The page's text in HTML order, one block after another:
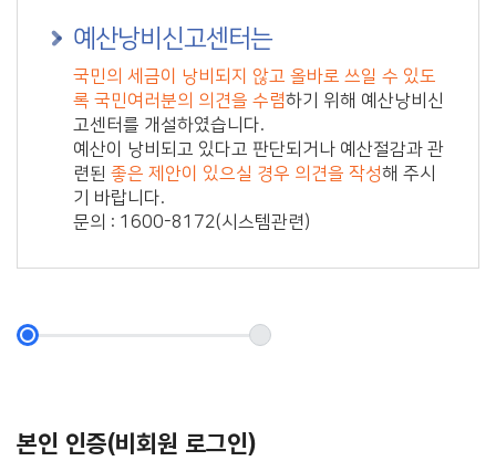
예산낭비신고센터는
국민의 세금이 낭비되지 않고 올바로 쓰일 수 있도
록 국민여러분의 의견을 수렴하기 위해 예산낭비신
고센터를 개설하였습니다.
예산이 낭비되고 있다고 판단되거나 예산절감과 관
련된 좋은 제안이 있으실 경우 의견을 작성해 주시
기 바랍니다.
문의 : 1600-8172(시스템관련)